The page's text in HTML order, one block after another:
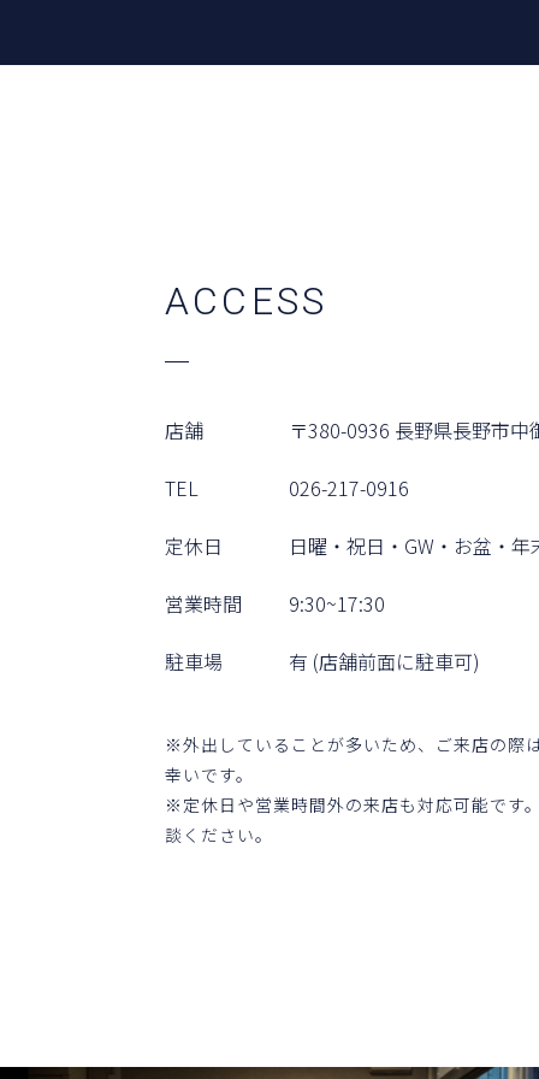
ACC ESS
店舗 〒380-0936 ⻑野県⻑野市中
TEL
026-217-0916
定休⽇
⽇曜・祝⽇・GW・お盆・年
営業時間
9:30~17:30
駐⾞場
有 (店舗前⾯に駐⾞可)
※外出していることが多いため、ご来店の際
幸いです。
※定休⽇や営業時間外の来店も対応可能です
談ください。